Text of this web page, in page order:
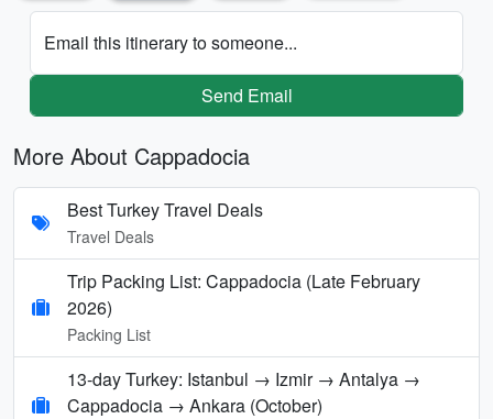
Email this itinerary to someone...
Send Email
More About Cappadocia
Best Turkey Travel Deals
Travel Deals
Trip Packing List: Cappadocia (Late February
2026)
Packing List
13-day Turkey: Istanbul → Izmir → Antalya →
Cappadocia → Ankara (October)